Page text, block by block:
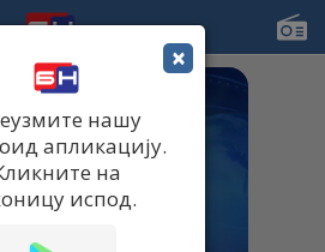
×
нашу
апликацију.
на
испод.